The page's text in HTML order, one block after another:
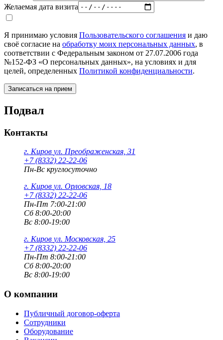
Желаемая дата визита
Я принимаю условия Пользовательского соглашения и даю
своё согласие на обработку моих персональных данных, в
соответствии с Федеральным законом от 27.07.2006 года
№152-ФЗ «О персональных данных», на условиях и для
целей, определенных Политикой конфиденциальности.
Подвал
Контакты
г. Киров ул. Преображенская, 31
+7 (8332) 22-22-06
Пн-Вс круглосуточно
г. Киров ул. Орловская, 18
+7 (8332) 22-22-06
Пн-Пт 7:00-21:00
Сб 8:00-20:00
Вс 8:00-19:00
г. Киров ул. Московская, 25
+7 (8332) 22-22-06
Пн-Пт 8:00-21:00
Сб 8:00-20:00
Вс 8:00-19:00
О компании
Публичный договор-оферта
Сотрудники
Оборудование